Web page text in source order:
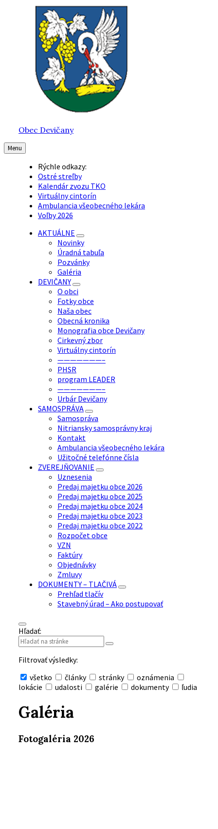
Obec Devičany
Menu
Rýchle odkazy:
Ostré streľby
Kalendár zvozu TKO
Virtuálny cintorín
Ambulancia všeobecného lekára
Voľby 2026
AKTUÁLNE
Novinky
Úradná tabuľa
Pozvánky
Galéria
DEVIČANY
O obci
Fotky obce
Naša obec
Obecná kronika
Monografia obce Devičany
Cirkevný zbor
Virtuálny cintorín
———————–
PHSR
program LEADER
———————–
Urbár Devičany
SAMOSPRÁVA
Samospráva
Nitriansky samosprávny kraj
Kontakt
Ambulancia všeobecného lekára
Užitočné telefónne čísla
ZVEREJŇOVANIE
Uznesenia
Predaj majetku obce 2026
Predaj majetku obce 2025
Predaj majetku obce 2024
Predaj majetku obce 2023
Predaj majetku obce 2022
Rozpočet obce
VZN
Faktúry
Objednávky
Zmluvy
DOKUMENTY – TLAČIVÁ
Prehľad tlačív
Stavebný úrad – Ako postupovať
Hľadať:
Filtrovať výsledky:
všetko
články stránky
oznámenia
lokácie
udalosti galérie dokumenty ľudia
vyhľadávanie
Galéria
Fotogaléria 2026